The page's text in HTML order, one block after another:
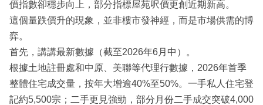
價指數卻穩步向上，部分指標屋苑呎價更創近期新高。
這個量跌價升的現象，並非樓市發神經，而是市場供需的博
弈。
首先，講講最新數據（截至2026年6月中）。
根據土地註冊處和中原、美聯等代理行數據，2026年首季
整體住宅成交量，按年大增逾40%至50%。一手私人住宅登
記約5,500宗；二手更見強勁，部分月份二手成交突破4,000